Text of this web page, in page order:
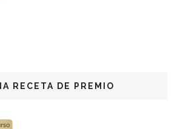
RECETA DE PREMIO